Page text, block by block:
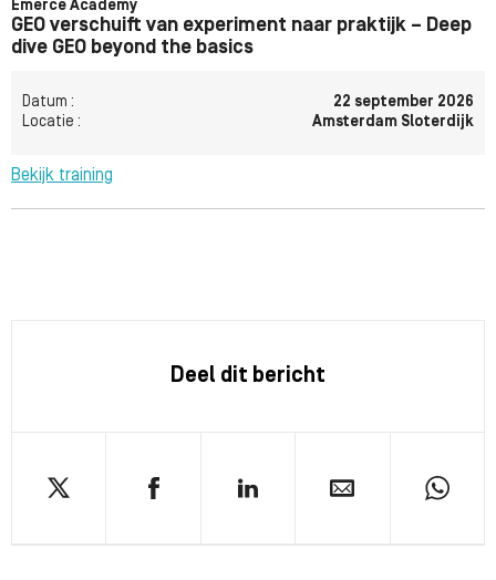
Emerce Academy
GEO verschuift van experiment naar praktijk – Deep
dive GEO beyond the basics
Datum :
22 september 2026
Locatie :
Amsterdam Sloterdijk
Bekijk training
Deel dit bericht